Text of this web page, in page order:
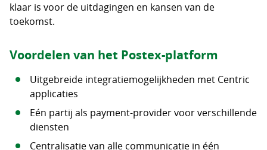
klaar is voor de uitdagingen en kansen van de
toekomst.
Voordelen van het Postex-platform
Uitgebreide integratiemogelijkheden met Centric
applicaties
Eén partij als payment-provider voor verschillende
diensten
Centralisatie van alle communicatie in één